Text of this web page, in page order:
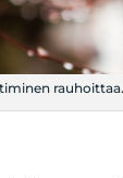
rauhoittaa.